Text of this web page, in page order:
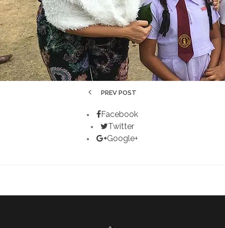
PREV POST
Facebook
Twitter
Google+